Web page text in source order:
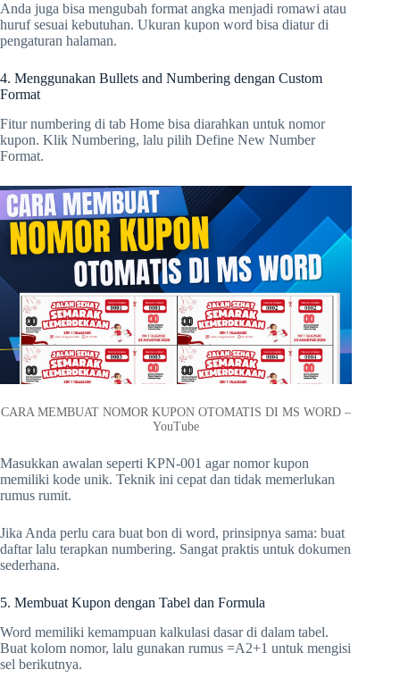
Anda juga bisa mengubah format angka menjadi romawi atau
huruf sesuai kebutuhan. Ukuran kupon word bisa diatur di
pengaturan halaman.
4. Menggunakan Bullets and Numbering dengan Custom
Format
Fitur numbering di tab Home bisa diarahkan untuk nomor
kupon. Klik Numbering, lalu pilih Define New Number
Format.
CARA MEMBUAT NOMOR KUPON OTOMATIS DI MS WORD –
YouTube
Masukkan awalan seperti KPN-001 agar nomor kupon
memiliki kode unik. Teknik ini cepat dan tidak memerlukan
rumus rumit.
Jika Anda perlu cara buat bon di word, prinsipnya sama: buat
daftar lalu terapkan numbering. Sangat praktis untuk dokumen
sederhana.
5. Membuat Kupon dengan Tabel dan Formula
Word memiliki kemampuan kalkulasi dasar di dalam tabel.
Buat kolom nomor, lalu gunakan rumus =A2+1 untuk mengisi
sel berikutnya.